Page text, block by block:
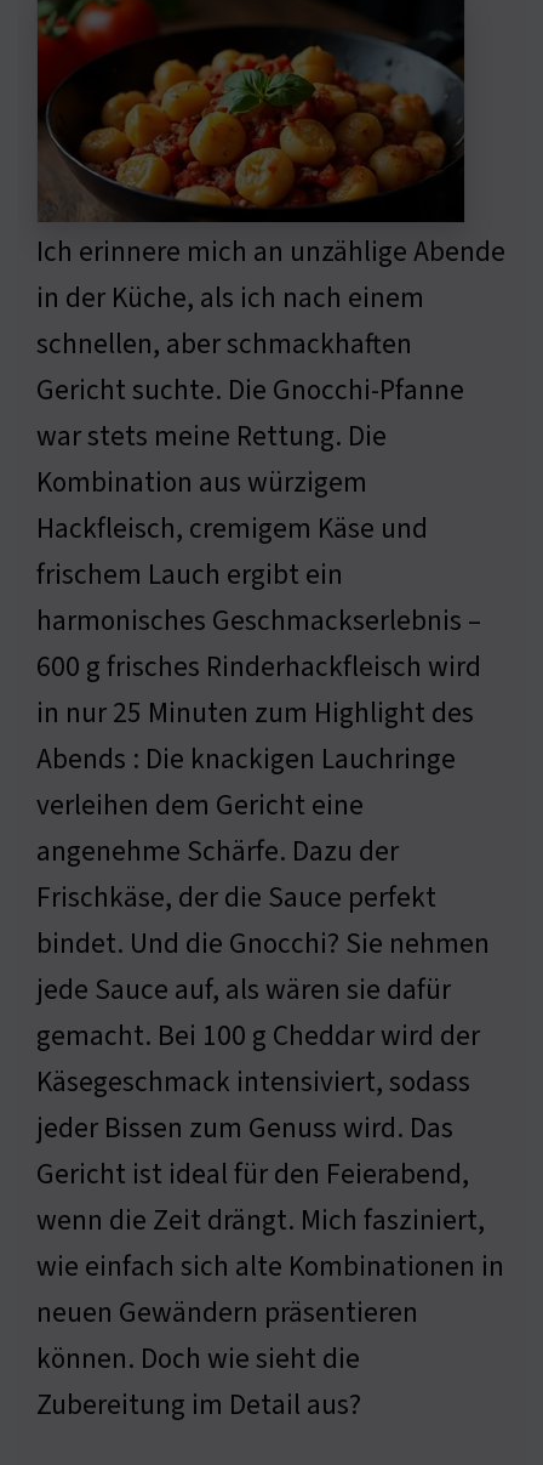
Ich erinnere mich an unzählige Abende
in der Küche, als ich nach einem
schnellen, aber schmackhaften
Gericht suchte. Die Gnocchi-Pfanne
war stets meine Rettung. Die
Kombination aus würzigem
Hackfleisch, cremigem Käse und
frischem Lauch ergibt ein
harmonisches Geschmackserlebnis –
600 g frisches Rinderhackfleisch wird
in nur 25 Minuten zum Highlight des
Abends : Die knackigen Lauchringe
verleihen dem Gericht eine
angenehme Schärfe. Dazu der
Frischkäse, der die Sauce perfekt
bindet. Und die Gnocchi? Sie nehmen
jede Sauce auf, als wären sie dafür
gemacht. Bei 100 g Cheddar wird der
Käsegeschmack intensiviert, sodass
jeder Bissen zum Genuss wird. Das
Gericht ist ideal für den Feierabend,
wenn die Zeit drängt. Mich fasziniert,
wie einfach sich alte Kombinationen in
neuen Gewändern präsentieren
können. Doch wie sieht die
Zubereitung im Detail aus?